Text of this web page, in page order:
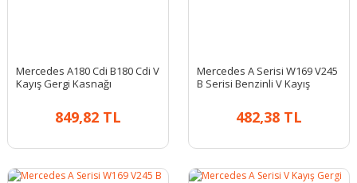
Mercedes A180 Cdi B180 Cdi V
Kayış Gergi Kasnağı
849,82 TL
Mercedes A Serisi W169 V245
B Serisi Benzinli V Kayış
482,38 TL